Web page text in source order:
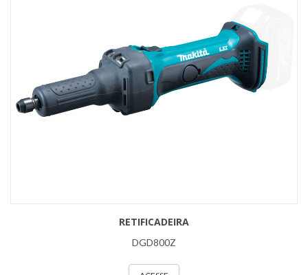
RETIFICADEIRA
DGD800Z